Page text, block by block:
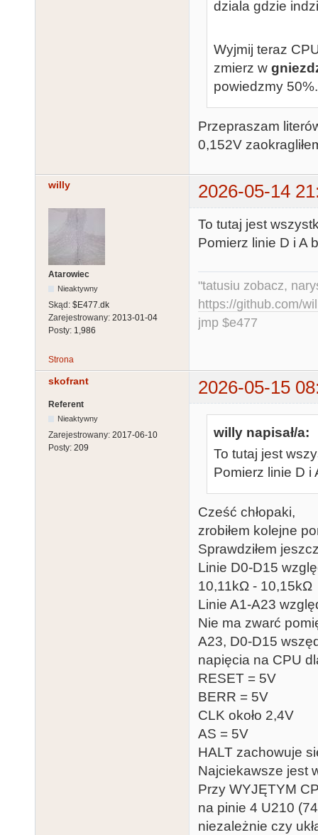
dziala gdzie
Wyjmij teraz
zmierz w
powiedzmy 50%.
Przepraszam
0,152V
willy 2026-05-14
Atarowiec
Nieaktywny
Skąd: $E477.dk
Zarejestrowany: 2013-01-04
Posty: 1,986
To tutaj jest
Pomierz linie D i A
"tatusiu zobacz,
https://github.com/
jmp $e477
Strona
skofrant 2026-05-15
Referent
Nieaktywny
Zarejestrowany: 2017-06-10
Posty: 209
willy napisał/a:
To tutaj jest
Pomierz linie D i
Cześć chłopaki,
zrobiłem kolejne
Sprawdziłem
Linie D0-D15
10,11kΩ - 10,15kΩ
Linie A1-A23
Nie ma zwarć
A23, D0-D15
napięcia na CPU
RESET = 5V
BERR = 5V
CLK około 2,4V
AS = 5V
HALT zachowuje
Najciekawsze jest
Przy WYJĘTYM
na pinie 4 U210
niezależnie czy